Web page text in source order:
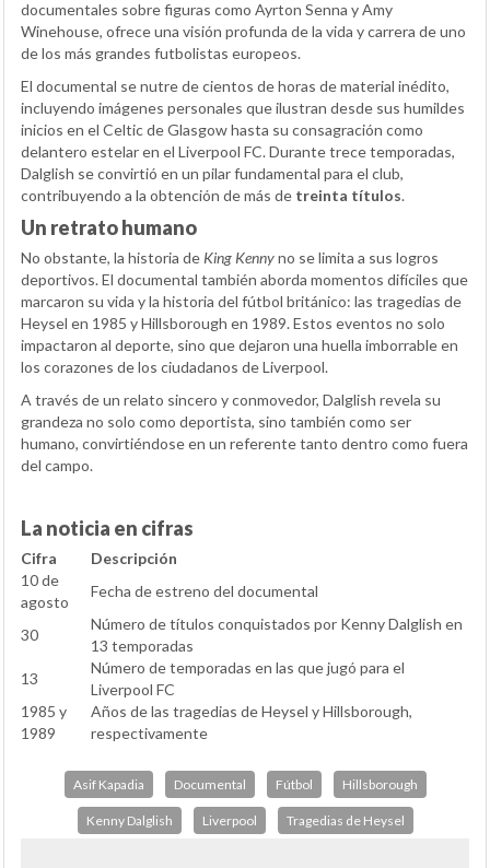
documentales sobre figuras como Ayrton Senna y Amy
Winehouse, ofrece una visión profunda de la vida y carrera de uno
de los más grandes futbolistas europeos.
El documental se nutre de cientos de horas de material inédito,
incluyendo imágenes personales que ilustran desde sus humildes
inicios en el Celtic de Glasgow hasta su consagración como
delantero estelar en el Liverpool FC. Durante trece temporadas,
Dalglish se convirtió en un pilar fundamental para el club,
contribuyendo a la obtención de más de treinta títulos.
Un retrato humano
No obstante, la historia de King Kennyno se limita a sus logros
deportivos. El documental también aborda momentos difíciles que
marcaron su vida y la historia del fútbol británico: las tragedias de
Heysel en 1985 y Hillsborough en 1989. Estos eventos no solo
impactaron al deporte, sino que dejaron una huella imborrable en
los corazones de los ciudadanos de Liverpool.
A través de un relato sincero y conmovedor, Dalglish revela su
grandeza no solo como deportista, sino también como ser
humano, convirtiéndose en un referente tanto dentro como fuera
del campo.
La noticia en cifras
Cifra
Descripción
10 de
agosto
Fecha de estreno del documental
30
Número de títulos conquistados por Kenny Dalglish en
13 temporadas
13
Número de temporadas en las que jugó para el
Liverpool FC
1985 y
1989
Años de las tragedias de Heysel y Hillsborough,
respectivamente
Asif Kapadia Documental Fútbol Hillsborough
Kenny Dalglish Liverpool Tragedias de Heysel